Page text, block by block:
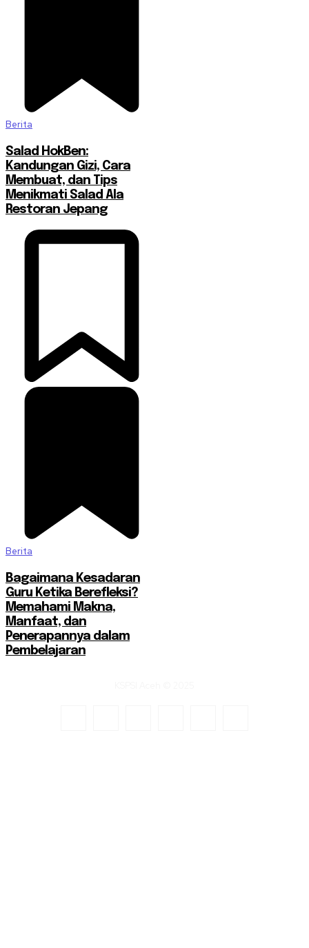
Berita
Salad HokBen:
Kandungan Gizi, Cara
Membuat, dan Tips
Menikmati Salad Ala
Restoran Jepang
Berita
Bagaimana Kesadaran
Guru Ketika Berefleksi?
Memahami Makna,
Manfaat, dan
Penerapannya dalam
Pembelajaran